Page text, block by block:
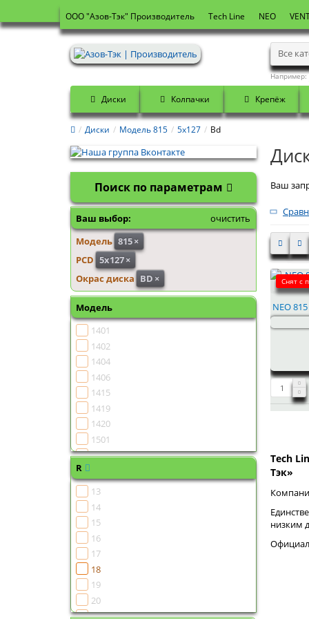
OOO "Азов-Тэк" Производитель Tech Line NEO
Все
Например:
Диски Колпачки Крепёж
Диски Модель 815 5x127 Bd
Поиск по параметрам
Ваш выбор:
очистить
Модель 815×
PCD 5x127×
Окрас диска BD ×
Модель
1401
1402
1404
1406
1415
1419
1420
1501
1502
1505
1507
1510
1513
1516
R
13
14
15
16
17
18
19
20
21
Ваш
Снят с
NEO
Tech
Тэк»
низким